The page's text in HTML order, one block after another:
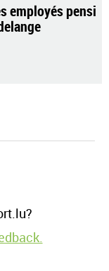
employés pensi